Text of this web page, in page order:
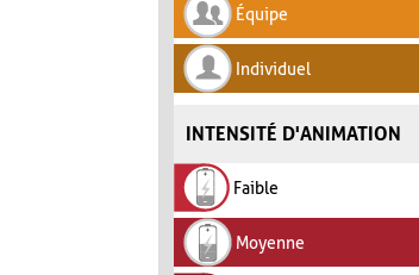
Équipe
Individuel
INTENSITÉ D'ANIMATION
Faible
Moyenne